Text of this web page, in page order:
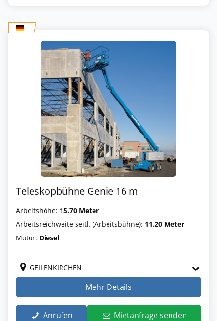
Teleskopbühne Genie 16 m
Arbeitshöhe: 15.70 Meter
Arbeitsreichweite seitl. (Arbeitsbühne): 11.20 Meter
Motor: Diesel
GEILENKIRCHEN
Mehr Details
Anrufen Mietanfrage senden